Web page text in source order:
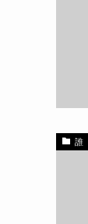
誰